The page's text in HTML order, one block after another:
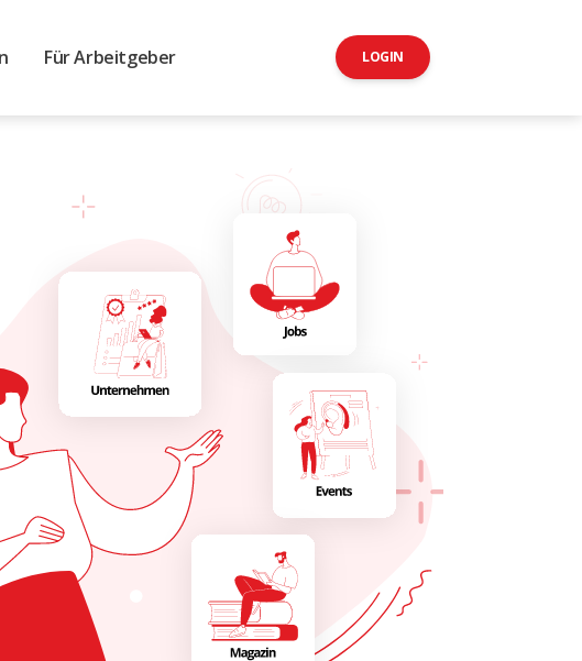
Für Arbeitgeber LOGIN